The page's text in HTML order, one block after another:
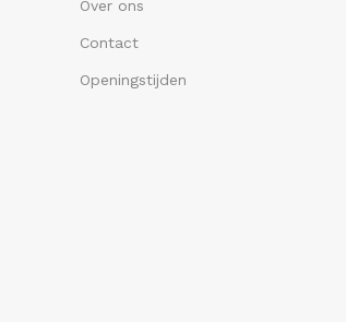
Over ons
Contact
Openingstijden